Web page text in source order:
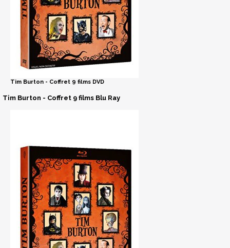
Tim Burton - Coffret 9 films DVD
Tim Burton - Coffret 9 films Blu Ray